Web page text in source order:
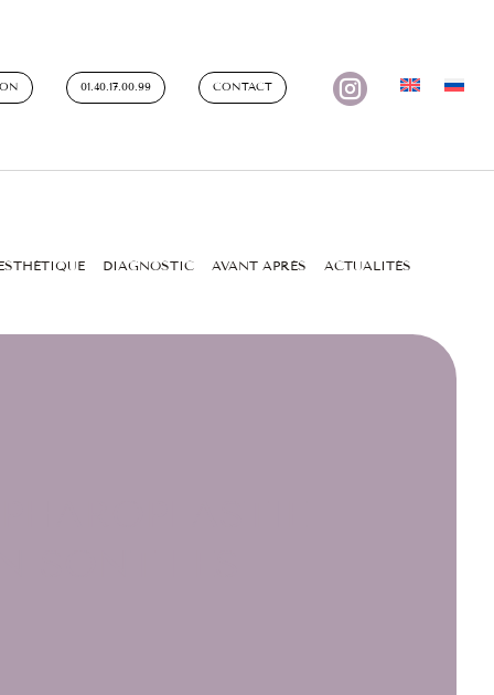
01.40.17.00.99 CONTACT 
DIAGNOSTIC AVANT APRÈS ACTUALITÉS